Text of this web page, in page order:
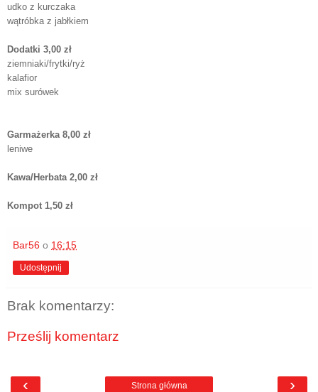
udko z kurczaka
wątróbka z jabłkiem
Dodatki 3,00 zł
ziemniaki/frytki/ryż
kalafior
mix surówek
Garmażerka 8,00 zł
leniwe
Kawa/Herbata 2,00 zł
Kompot 1,50 zł
Bar56 o 16:15
Udostępnij
Brak komentarzy:
Prześlij komentarz
‹ ›
Strona główna